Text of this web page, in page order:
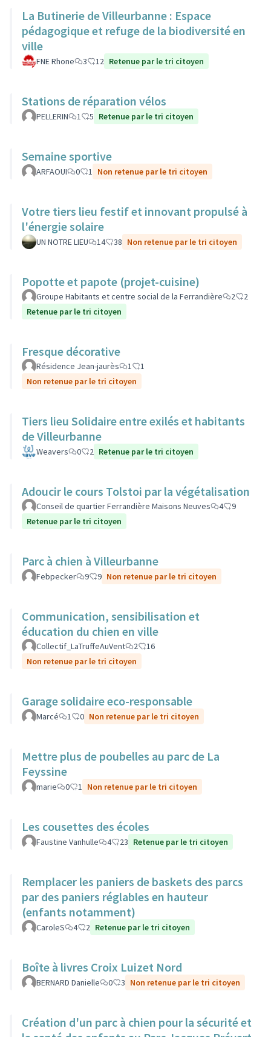
La Butinerie de Villeurbanne : Espace
pédagogique et refuge de la biodiversité en
ville
FNE Rhone 3 12 Retenue par le tri citoyen
Stations de réparation vélos
PELLERIN 1 5 Retenue par le tri citoyen
Semaine sportive
ARFAOUI 0 1 Non retenue par le tri citoyen
Votre tiers lieu festif et innovant propulsé à
l'énergie solaire
UN NOTRE LIEU 14 38 Non retenue par le tri citoyen
Popotte et papote (projet-cuisine)
Groupe Habitants et centre social de la Ferrandière 2
2
Retenue par le tri citoyen
Fresque décorative
Résidence Jean-jaurès 1
1
Non retenue par le tri citoyen
Tiers lieu Solidaire entre exilés et habitants
de Villeurbanne
Weavers 0 2 Retenue par le tri citoyen
Adoucir le cours Tolstoi par la végétalisation
Conseil de quartier Ferrandière Maisons Neuves 4
9
Retenue par le tri citoyen
Parc à chien à Villeurbanne
Febpecker 9 9 Non retenue par le tri citoyen
Communication, sensibilisation et
éducation du chien en ville
Collectif_LaTruffeAuVent 2
16
Non retenue par le tri citoyen
Garage solidaire eco-responsable
Marcé 1 0 Non retenue par le tri citoyen
Mettre plus de poubelles au parc de La
Feyssine
marie 0 1 Non retenue par le tri citoyen
Les cousettes des écoles
Faustine Vanhulle 4 23 Retenue par le tri citoyen
Remplacer les paniers de baskets des parcs
par des paniers réglables en hauteur
(enfants notamment)
CaroleS 4 2 Retenue par le tri citoyen
Boîte à livres Croix Luizet Nord
BERNARD Danielle 0 3 Non retenue par le tri citoyen
Création d'un parc à chien pour la sécurité et